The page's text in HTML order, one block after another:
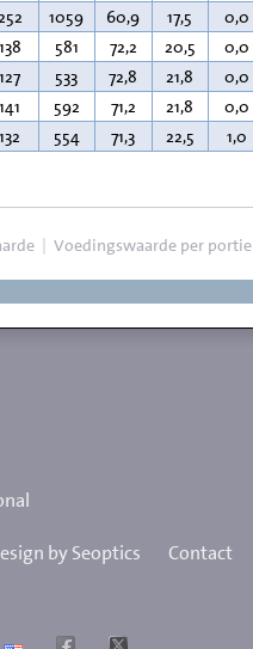
1059 60,9 17,5 0,0
138 581 72,2 20,5 0,0
127 533 72,8 21,8 0,0
141 592 71,2 21,8 0,0
132 554 71,3 22,5 1,0
| Voedingswaarde per portie
by Seoptics
Contact